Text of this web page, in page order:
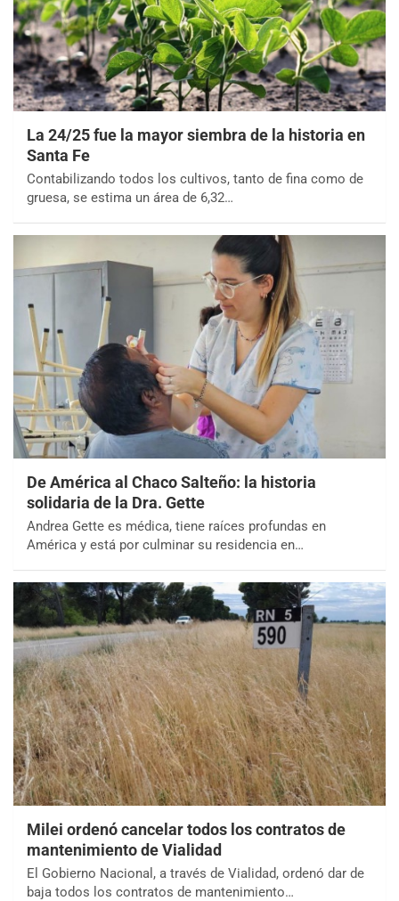
La 24/25 fue la mayor siembra de la historia en
Santa Fe
Contabilizando todos los cultivos, tanto de fina como de
gruesa, se estima un área de 6,32…
De América al Chaco Salteño: la historia
solidaria de la Dra. Gette
Andrea Gette es médica, tiene raíces profundas en
América y está por culminar su residencia en…
Milei ordenó cancelar todos los contratos de
mantenimiento de Vialidad
El Gobierno Nacional, a través de Vialidad, ordenó dar de
baja todos los contratos de mantenimiento…